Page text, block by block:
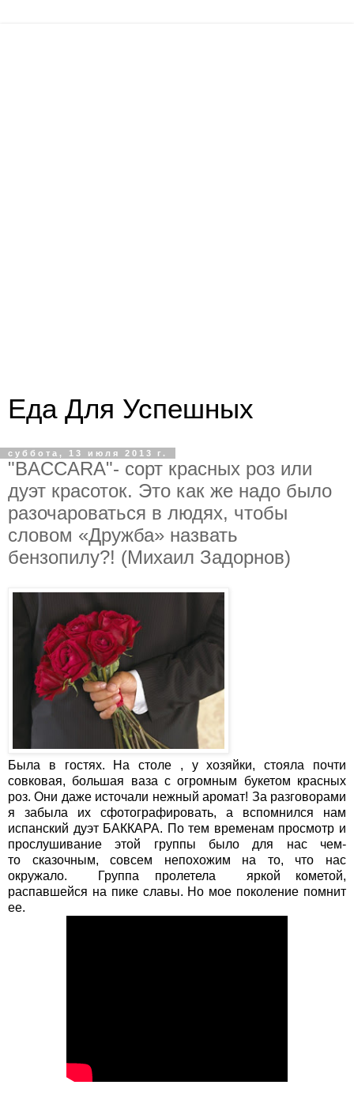
Еда Для Успешных
суббота, 13 июля 2013 г.
"BACCARA"- сорт красных роз или
дуэт красоток. Это как же надо было
разочароваться в людях, чтобы
словом «Дружба» назвать
бензопилу?! (Михаил Задорнов)
Была в гостях. На столе , у хозяйки, стояла почти
совковая, большая ваза с огромным букетом красных
роз. Они даже источали нежный аромат! За разговорами
я забыла их сфотографировать, а вспомнился нам
испанский дуэт БАККАРА. По тем временам просмотр и
прослушивание этой группы было для нас чем-
то сказочным, совсем непохожим на то, что нас
окружало. Группа пролетела яркой кометой,
распавшейся на пике славы. Но мое поколение помнит
ее.